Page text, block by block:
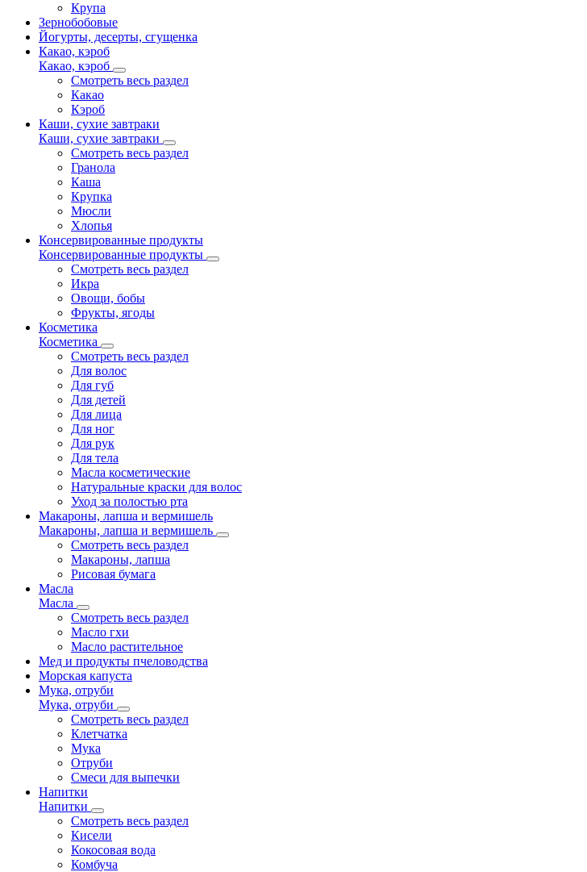
Крупа
Зернобобовые
Йогурты, десерты, сгущенка
Какао, кэроб
Какао, кэроб
Смотреть весь раздел
Какао
Кэроб
Каши, сухие завтраки
Каши, сухие завтраки
Смотреть весь раздел
Гранола
Каша
Крупка
Мюсли
Хлопья
Консервированные продукты
Консервированные продукты
Смотреть весь раздел
Икра
Овощи, бобы
Фрукты, ягоды
Косметика
Косметика
Смотреть весь раздел
Для волос
Для губ
Для детей
Для лица
Для ног
Для рук
Для тела
Масла косметические
Натуральные краски для волос
Уход за полостью рта
Макароны, лапша и вермишель
Макароны, лапша и вермишель
Смотреть весь раздел
Макароны, лапша
Рисовая бумага
Масла
Масла
Смотреть весь раздел
Масло гхи
Масло растительное
Мед и продукты пчеловодства
Морская капуста
Мука, отруби
Мука, отруби
Смотреть весь раздел
Клетчатка
Мука
Отруби
Смеси для выпечки
Напитки
Напитки
Смотреть весь раздел
Кисели
Кокосовая вода
Комбуча